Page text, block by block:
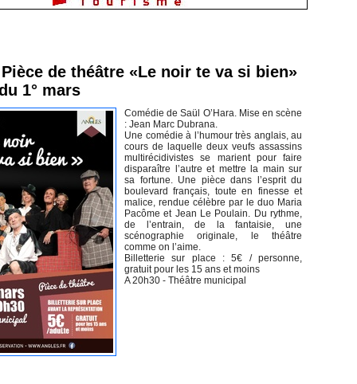
de théâtre «Le noir te va si bien»
1° mars
Comédie de Saül O’Hara. Mise en scène
: Jean Marc Dubrana.
Une comédie à l’humour très anglais, au
cours de laquelle deux veufs assassins
multirécidivistes se marient pour faire
disparaître l’autre et mettre la main sur
sa fortune. Une pièce dans l’esprit du
boulevard français, toute en finesse et
malice, rendue célèbre par le duo Maria
Pacôme et Jean Le Poulain. Du rythme,
de l’entrain, de la fantaisie, une
scénographie originale, le théâtre
comme on l’aime.
Billetterie sur place : 5€ / personne,
gratuit pour les 15 ans et moins
A 20h30 - Théâtre municipal